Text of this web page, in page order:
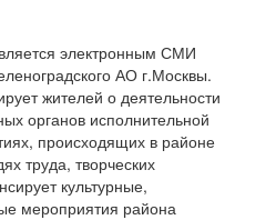
электронным СМИ
АО г.Москвы.
жителей о деятельности
органов исполнительной
происходящих в районе
труда, творческих
культурные,
мероприятия района